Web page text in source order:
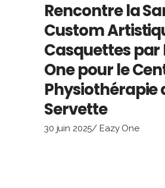
Rencontre la
Custom
Casquettes par
One pour le
Physiothérapie
Servette
30 juin 2025 Eazy One